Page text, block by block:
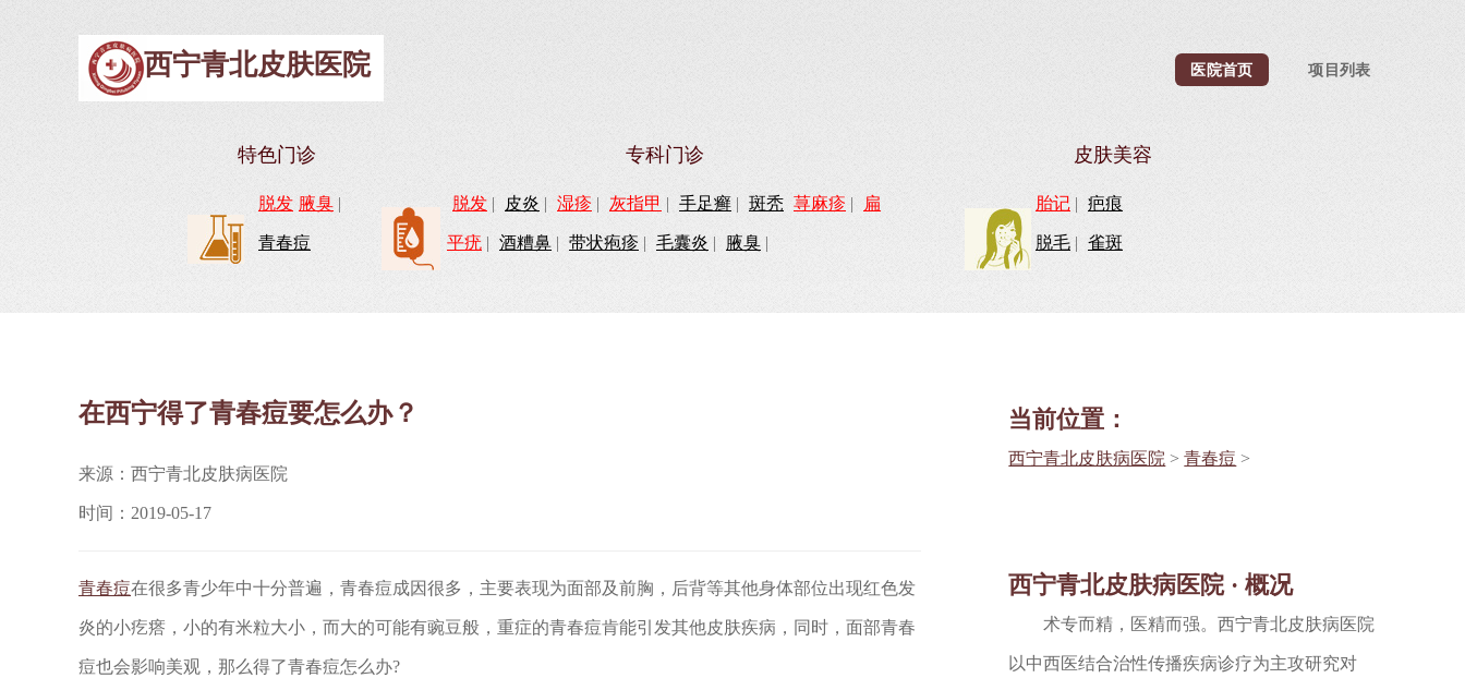
西宁青北皮肤医院 医院首页 项目列表
特色门诊
脱发 腋臭 |
青春痘
专科门诊
脱发 | 皮炎 | 湿疹 | 灰指甲 | 手足癣 | 斑秃 荨麻疹 | 扁
平疣 | 酒糟鼻 | 带状疱疹 | 毛囊炎 | 腋臭 |
皮肤美容
胎记 | 疤痕
脱毛 | 雀斑
在西宁得了青春痘要怎么办？
来源：西宁青北皮肤病医院
时间：2019-05-17
青春痘在很多青少年中十分普遍，青春痘成因很多，主要表现为面部及前胸，后背等其他身体部位出现红色发
炎的小疙瘩，小的有米粒大小，而大的可能有豌豆般，重症的青春痘肯能引发其他皮肤疾病，同时，面部青春
痘也会影响美观，那么得了青春痘怎么办?
当前位置：
西宁青北皮肤病医院 >青春痘 >
西宁青北皮肤病医院 · 概况
术专而精，医精而强。西宁青北皮肤病医院
以中西医结合治性传播疾病诊疗为主攻研究对